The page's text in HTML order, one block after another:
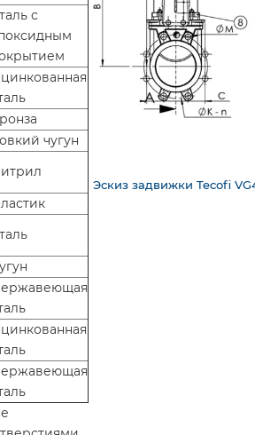
с
чугун
Эскиз задвижки Tecofi